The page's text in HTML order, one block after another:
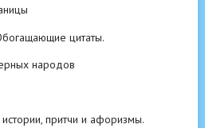
цитаты.
народов
притчи и афоризмы.